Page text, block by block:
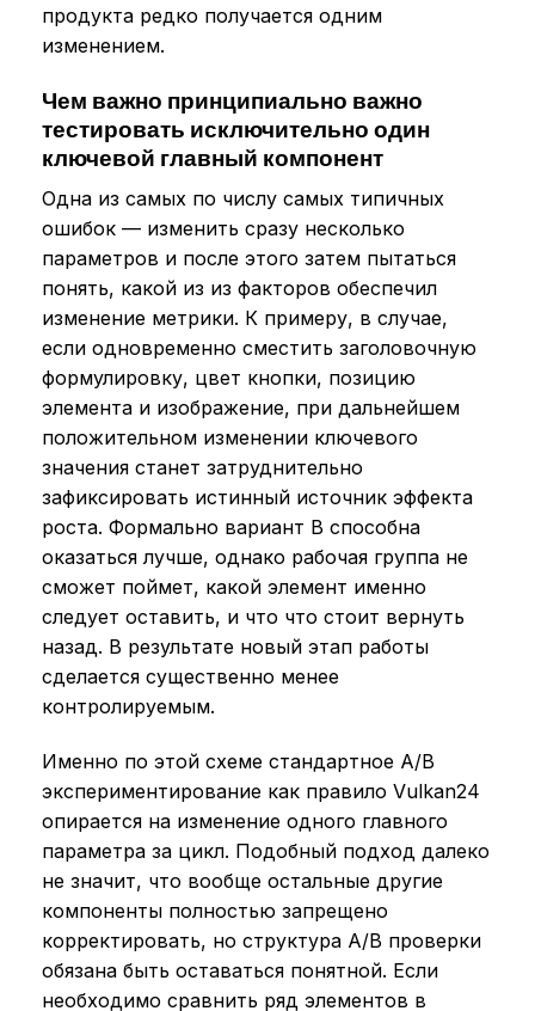
продукта редко получается одним
изменением.
Чем важно принципиально важно
тестировать исключительно один
ключевой главный компонент
Одна из самых по числу самых типичных
ошибок — изменить сразу несколько
параметров и после этого затем пытаться
понять, какой из из факторов обеспечил
изменение метрики. К примеру, в случае,
если одновременно сместить заголовочную
формулировку, цвет кнопки, позицию
элемента и изображение, при дальнейшем
положительном изменении ключевого
значения станет затруднительно
зафиксировать истинный источник эффекта
роста. Формально вариант B способна
оказаться лучше, однако рабочая группа не
сможет поймет, какой элемент именно
следует оставить, и что что стоит вернуть
назад. В результате новый этап работы
сделается существенно менее
контролируемым.
Именно по этой схеме стандартное A/B
экспериментирование как правило Vulkan24
опирается на изменение одного главного
параметра за цикл. Подобный подход далеко
не значит, что вообще остальные другие
компоненты полностью запрещено
корректировать, но структура A/B проверки
обязана быть оставаться понятной. Если
необходимо сравнить ряд элементов в